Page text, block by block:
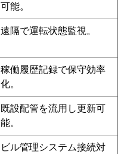
可能。
遠隔で運転状態監視。
稼働履歴記録で保守効率
化。
既設配管を流用し更新可
能。
ビル管理システム接続対